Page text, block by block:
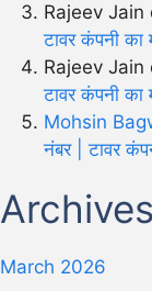
Rajeev Jain
टावर कंपनी का
Rajeev Jain
टावर कंपनी का
Mohsin
नंबर | टावर
Archives
March 2026